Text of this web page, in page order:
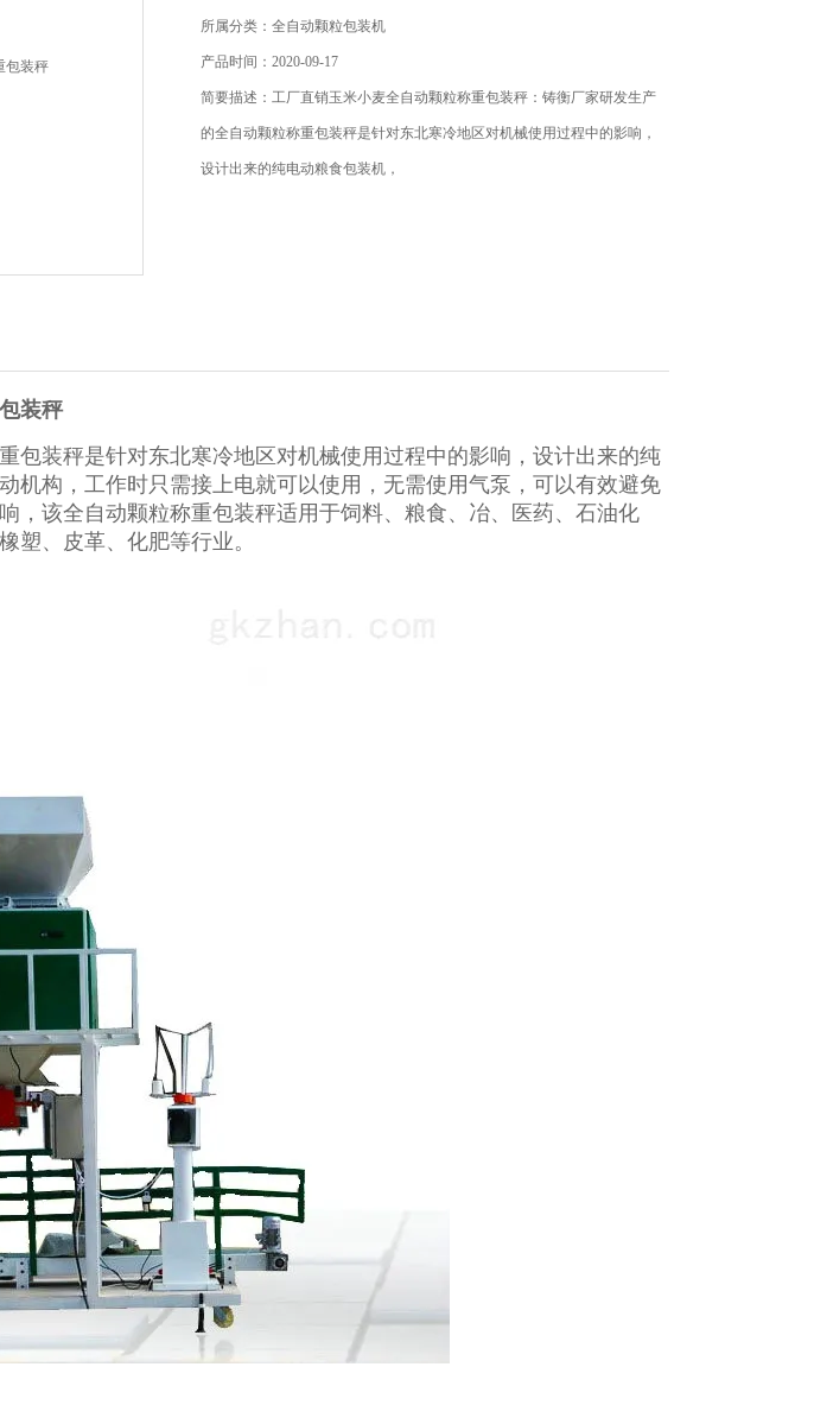
所属分类：全自动颗粒包装机
产品时间：2020-09-17
简要描述：工厂直销玉米小麦全自动颗粒称重包装秤：铸衡厂家研发生产
的全自动颗粒称重包装秤是针对东北寒冷地区对机械使用过程中的影响，
设计出来的纯电动粮食包装机，
装秤
包装秤是针对东北寒冷地区对机械使用过程中的影响，设计出来的纯
机构，工作时只需接上电就可以使用，无需使用气泵，可以有效避免
，该全自动颗粒称重包装秤适用于饲料、粮食、冶、医药、石油化
塑、皮革、化肥等行业。